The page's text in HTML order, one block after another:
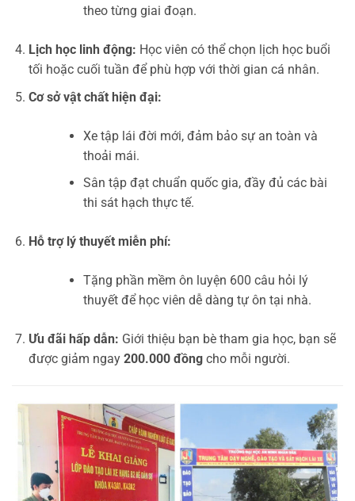
theo từng giai đoạn.
Lịch học linh động: Học viên có thể chọn lịch học buổi
tối hoặc cuối tuần để phù hợp với thời gian cá nhân.
Cơ sở vật chất hiện đại:
Xe tập lái đời mới, đảm bảo sự an toàn và
thoải mái.
Sân tập đạt chuẩn quốc gia, đầy đủ các bài
thi sát hạch thực tế.
Hỗ trợ lý thuyết miễn phí:
Tặng phần mềm ôn luyện 600 câu hỏi lý
thuyết để học viên dễ dàng tự ôn tại nhà.
Ưu đãi hấp dẫn: Giới thiệu bạn bè tham gia học, bạn sẽ
được giảm ngay 200.000 đồngcho mỗi người.